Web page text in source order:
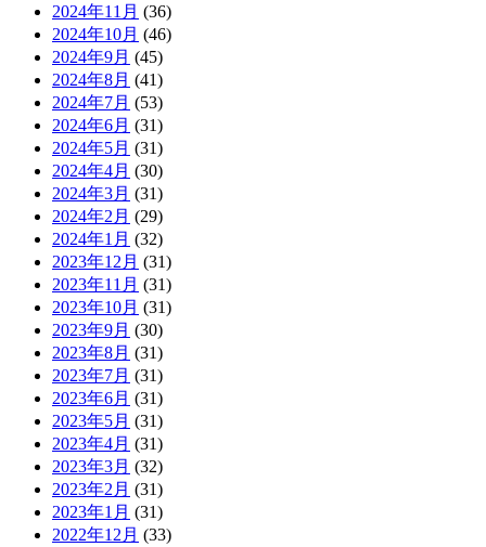
2024年11月 (36)
2024年10月 (46)
2024年9月 (45)
2024年8月 (41)
2024年7月 (53)
2024年6月 (31)
2024年5月 (31)
2024年4月 (30)
2024年3月 (31)
2024年2月 (29)
2024年1月 (32)
2023年12月 (31)
2023年11月 (31)
2023年10月 (31)
2023年9月 (30)
2023年8月 (31)
2023年7月 (31)
2023年6月 (31)
2023年5月 (31)
2023年4月 (31)
2023年3月 (32)
2023年2月 (31)
2023年1月 (31)
2022年12月 (33)